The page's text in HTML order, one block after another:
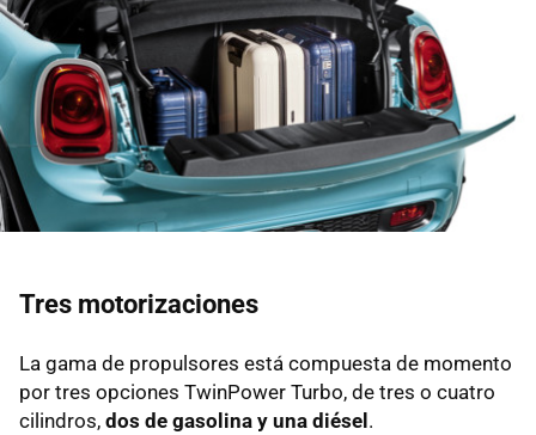
Tres motorizaciones
La gama de propulsores está compuesta de momento
por tres opciones TwinPower Turbo, de tres o cuatro
cilindros, dos de gasolina y una diésel .